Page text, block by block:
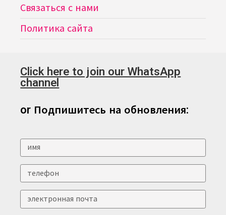
Связаться с нами
Политика сайта
Click here to join our WhatsApp
channel
or Подпишитесь на обновления: